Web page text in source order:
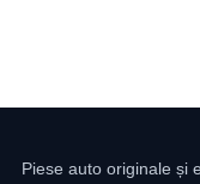
Piese auto originale și